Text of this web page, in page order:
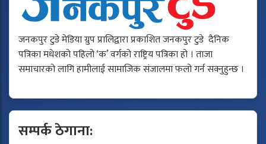
जनकपुर टुडे मेडिया ग्रुप प्रालिद्वारा प्रकाशित जनकपुर टुडे दैनिक
पत्रिका मधेशको पहिलो ‘क’ वर्गको राष्ट्रिय पत्रिका हो । ताजा
समाचारको लागि हामीलाई सामाजिक संजालमा फलो गर्न सक्नुहुन्छ ।
सम्पर्क ठेगाना: